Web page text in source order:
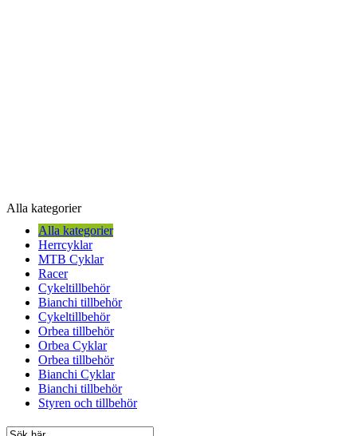
Alla kategorier
Alla kategorier
Herrcyklar
MTB Cyklar
Racer
Cykeltillbehör
Bianchi tillbehör
Cykeltillbehör
Orbea tillbehör
Orbea Cyklar
Orbea tillbehör
Bianchi Cyklar
Bianchi tillbehör
Styren och tillbehör